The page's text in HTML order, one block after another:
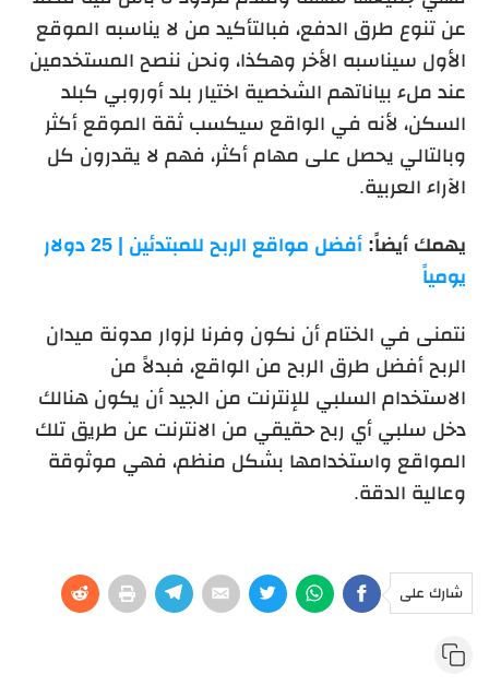
عن تنوع طرق الدفع، فبالتأكيد من لا يناسبه الموقع
الأول سيناسبه الأخر وهكذا، ونحن ننصح المستخدمين
عند ملء بياناتهم الشخصية اختيار بلد أوروبي كبلد
السكن، لأنه في الواقع سيكسب ثقة الموقع أكثر
وبالتالي يحصل على مهام أكثر، فهم لا يقدرون كل
الآراء العربية.
يهمك أيضاً:
أفضل مواقع الربح للمبتدئين | 25 دولار
يومياً
نتمنى في الختام أن نكون وفرنا لزوار مدونة ميدان
الربح أفضل طرق الربح من الواقع، فبدلاً من
الاستخدام السلبي للإنترنت من الجيد أن يكون هنالك
دخل سلبي أي ربح حقيقي من الانترنت عن طريق تلك
المواقع واستخدامها بشكل منظم، فهي موثوقة
وعالية الدقة.
شارك على